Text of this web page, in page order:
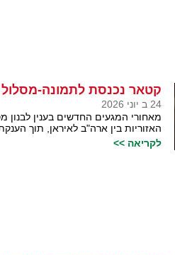
קטאר נכנסת לתמונה-
24 ב יוני 2026
מאחורי המגעים החדשים בענין לבנון
האזוריות בין ארה"ב לאיראן, תוך
לקריאה >>